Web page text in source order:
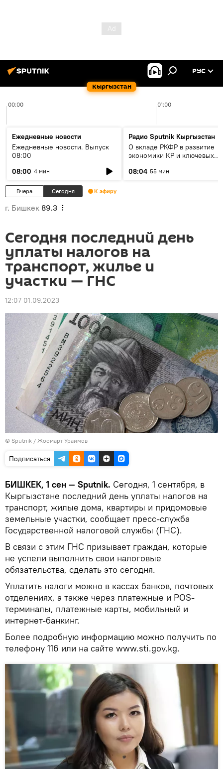
Кыргызстан
РУС
00:00 01:00
Ежедневные новости
Ежедневные новости. Выпуск
08:00
08:00 4 мин
Радио Sputnik Кыргызстан
О вкладе РКФР в развитие
экономики КР и ключевых
08:04 55 мин
Вчера Сегодня К эфиру
г. Бишкек 89.3
Сегодня последний день
уплаты налогов на
транспорт, жилье и
участки — ГНС
12:07 01.09.2023
© Sputnik / Жоомарт Ураимов
Подписаться
БИШКЕК, 1 сен — Sputnik. Сегодня, 1 сентября, в
Кыргызстане последний день уплаты налогов на
транспорт, жилые дома, квартиры и придомовые
земельные участки, сообщает пресс-служба
Государственной налоговой службы (ГНС).
В связи с этим ГНС призывает граждан, которые
не успели выполнить свои налоговые
обязательства, сделать это сегодня.
Уплатить налоги можно в кассах банков, почтовых
отделениях, а также через платежные и POS-
терминалы, платежные карты, мобильный и
интернет-банкинг.
Более подробную информацию можно получить по
телефону 116 или на сайте www.sti.gov.kg.